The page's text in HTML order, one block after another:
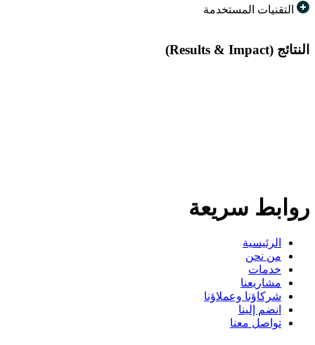
التقنيات المستخدمة
النتائج (Results & Impact)
روابط سريعة
الرئيسية
من نحن
خدمات
مشاريعنا
شركاؤنا وعملاؤنا
انضم إلينا
تواصل معنا